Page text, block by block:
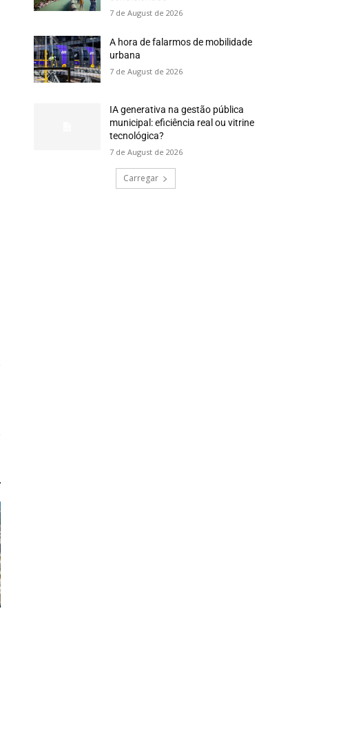
7 de August de 2026
A hora de falarmos de mobilidade
urbana
7 de August de 2026
IA generativa na gestão pública
municipal: eficiência real ou vitrine
tecnológica?
7 de August de 2026
Carregar